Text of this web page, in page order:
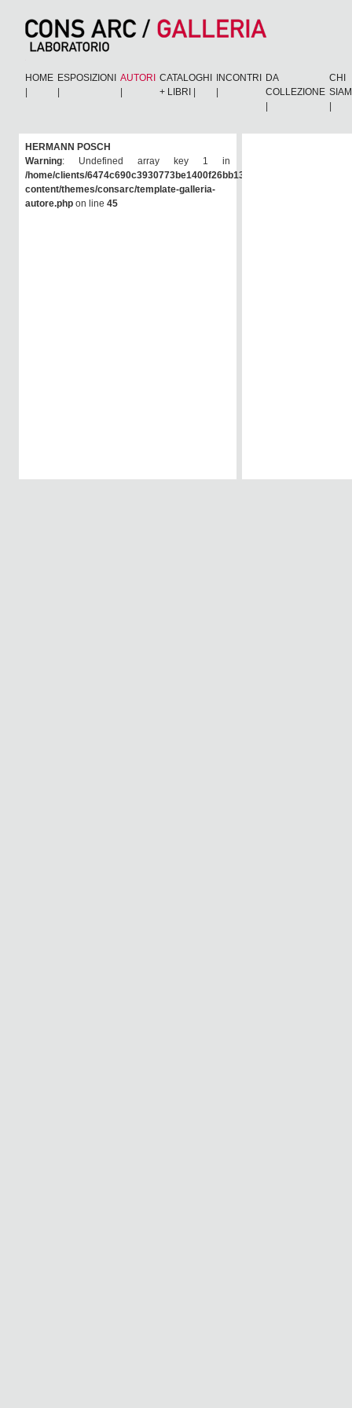
HOME ESPOSIZIONI
AUTORI
CATALOGHI
+ LIBRI
INCONTRI
DA
COLLEZIONE
CHI
HERMANN POSCH
Warning: Undefined array key 1 in
/home/clients/6474c690c3930773be1400f26bb138e6/consarc/wp-
content/themes/consarc/template-galleria-
autore.php on line 45